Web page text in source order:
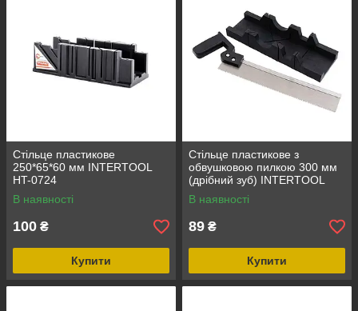
Стільце пластикове
250*65*60 мм INTERTOOL
HT-0724
В наявності
100 ₴
Купити
Стільце пластикове з
обвушковою пилкою 300 мм
(дрібний зуб) INTERTOOL
HT-0710
В наявності
89 ₴
Купити